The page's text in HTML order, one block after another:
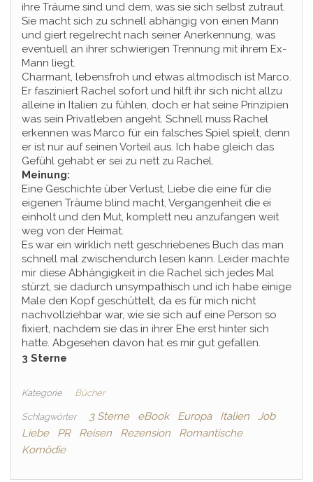
ihre Träume sind und dem, was sie sich selbst zutraut.
Sie macht sich zu schnell abhängig von einen Mann
und giert regelrecht nach seiner Anerkennung, was
eventuell an ihrer schwierigen Trennung mit ihrem Ex-
Mann liegt.
Charmant, lebensfroh und etwas altmodisch ist Marco.
Er fasziniert Rachel sofort und hilft ihr sich nicht allzu
alleine in Italien zu fühlen, doch er hat seine Prinzipien
was sein Privatleben angeht. Schnell muss Rachel
erkennen was Marco für ein falsches Spiel spielt, denn
er ist nur auf seinen Vorteil aus. Ich habe gleich das
Gefühl gehabt er sei zu nett zu Rachel.
Meinung:
Eine Geschichte über Verlust, Liebe die eine für die
eigenen Träume blind macht, Vergangenheit die ei
einholt und den Mut, komplett neu anzufangen weit
weg von der Heimat.
Es war ein wirklich nett geschriebenes Buch das man
schnell mal zwischendurch lesen kann. Leider machte
mir diese Abhängigkeit in die Rachel sich jedes Mal
stürzt, sie dadurch unsympathisch und ich habe einige
Male den Kopf geschüttelt, da es für mich nicht
nachvollziehbar war, wie sie sich auf eine Person so
fixiert, nachdem sie das in ihrer Ehe erst hinter sich
hatte. Abgesehen davon hat es mir gut gefallen.
3 Sterne
Kategorie Bücher
Schlagwörter 3 Sterne eBook Europa Italien
Job
Liebe
PR Reisen Rezension
Romantische
Komödie